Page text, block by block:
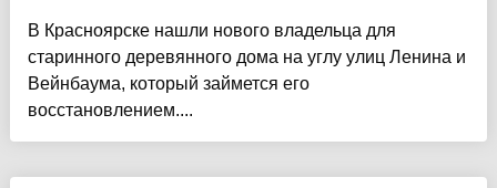
В Красноярске нашли нового владельца для
старинного деревянного дома на углу улиц Ленина и
Вейнбаума, который займется его
восстановлением....